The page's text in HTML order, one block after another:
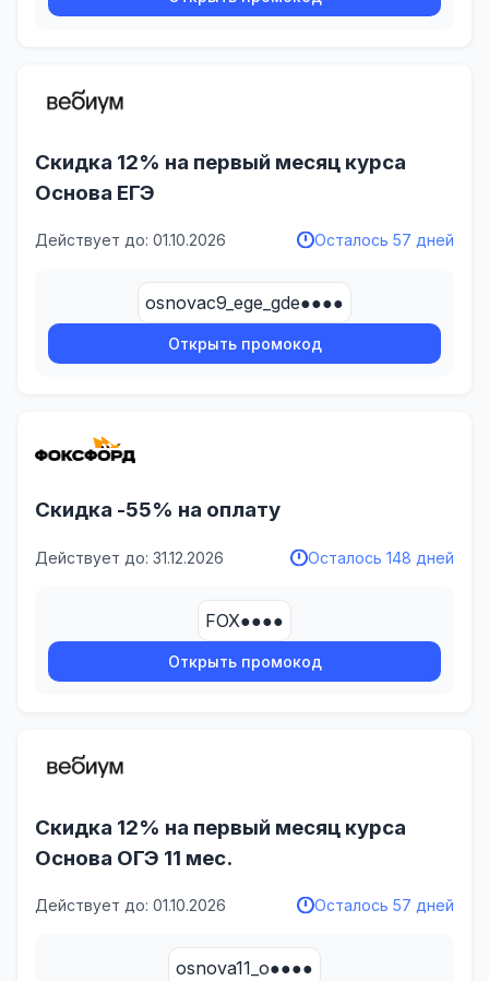
Скидка 12% на первый месяц курса
Основа ЕГЭ
Действует до: 01.10.2026 Осталось 57 дней
osnovac9_ege_gde●●●●
Открыть промокод
Скидка -55% на оплату
Действует до: 31.12.2026 Осталось 148 дней
FOX●●●●
Открыть промокод
Скидка 12% на первый месяц курса
Основа ОГЭ 11 мес.
Действует до: 01.10.2026 Осталось 57 дней
osnova11_o●●●●